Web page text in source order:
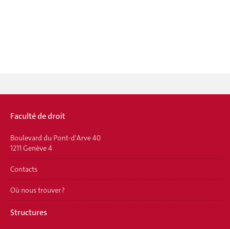
Faculté de droit
Boulevard du Pont-d'Arve 40
1211 Genève 4
Contacts
Où nous trouver ?
Structures